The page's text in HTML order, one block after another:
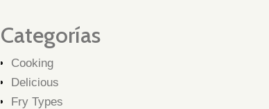
Categorías
Cooking
Delicious
Fry Types